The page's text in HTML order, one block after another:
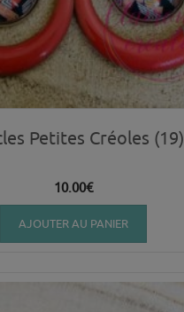
Petites Créoles (19)
10.00€
AJOUTER AU PANIER